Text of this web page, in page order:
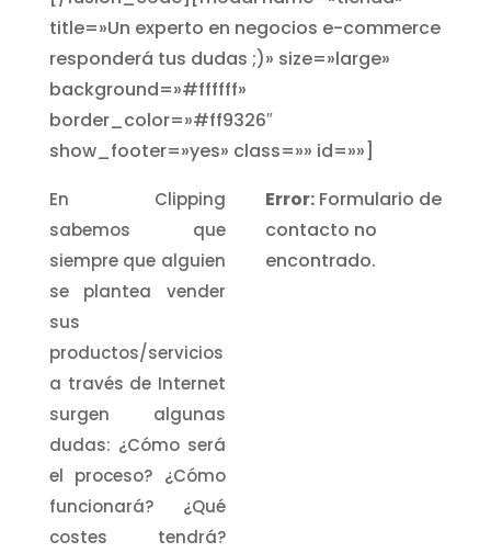
title=»Un experto en negocios e-commerce
responderá tus dudas ;)» size=»large»
background=»#ffffff»
border_color=»#ff9326″
show_footer=»yes» class=»» id=»»]
En Clipping
sabemos que
siempre que alguien
se plantea vender
sus
productos/servicios
a través de Internet
surgen algunas
dudas: ¿Cómo será
el proceso? ¿Cómo
funcionará? ¿Qué
costes tendrá?
Error:Formulario de
contacto no
encontrado.